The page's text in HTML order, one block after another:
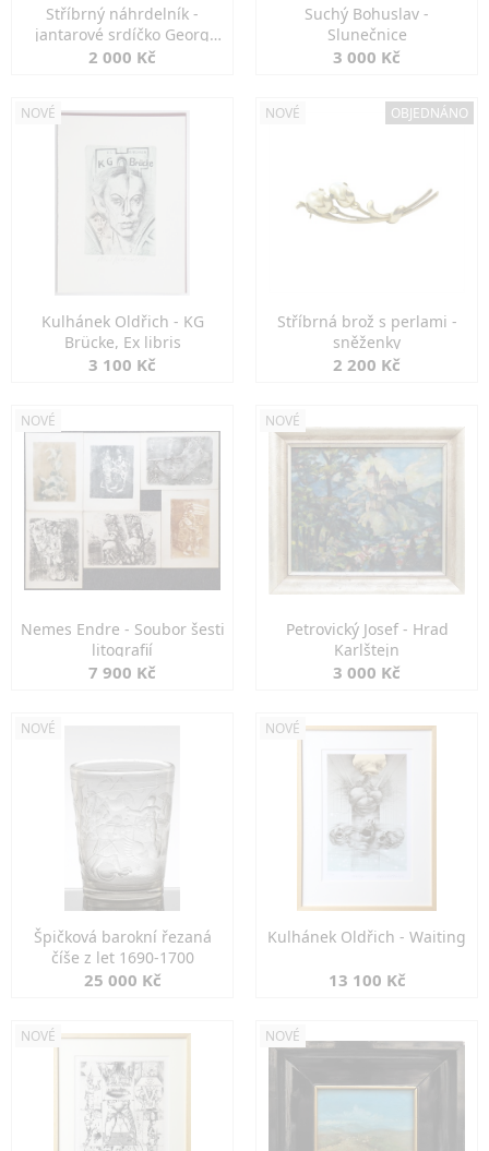
Stříbrný náhrdelník -
jantarové srdíčko Georg
Kramer
2 000 Kč
Suchý Bohuslav -
Slunečnice
3 000 Kč
NOVÉ
Kulhánek Oldřich - KG
Brücke, Ex libris
3 100 Kč
NOVÉ OBJEDNÁNO
Stříbrná brož s perlami -
sněženky
2 200 Kč
NOVÉ
Nemes Endre - Soubor šesti
litografií
7 900 Kč
NOVÉ
Petrovický Josef - Hrad
Karlštejn
3 000 Kč
NOVÉ
Špičková barokní řezaná
číše z let 1690-1700
25 000 Kč
NOVÉ
Kulhánek Oldřich - Waiting
13 100 Kč
NOVÉ NOVÉ